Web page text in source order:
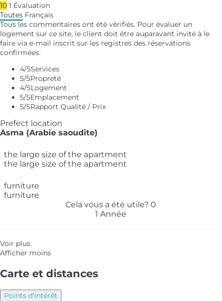
10 1 Évaluation
Toutes Français
Tous les commentaires ont été vérifiés. Pour évaluer un
logement sur ce site, le client doit être auparavant invité à le
faire via e-mail inscrit sur les registres des réservations
confirmées.
4/5Services
5/5Propreté
4/5Logement
5/5Emplacement
5/5Rapport Qualité / Prix
Prefect location
Asma (Arabie saoudite)
the large size of the apartment
the large size of the apartment
furniture
furniture
Cela vous a été utile? 0
1 Année
Voir plus
Afficher moins
Carte et distances
Points d'intérêt